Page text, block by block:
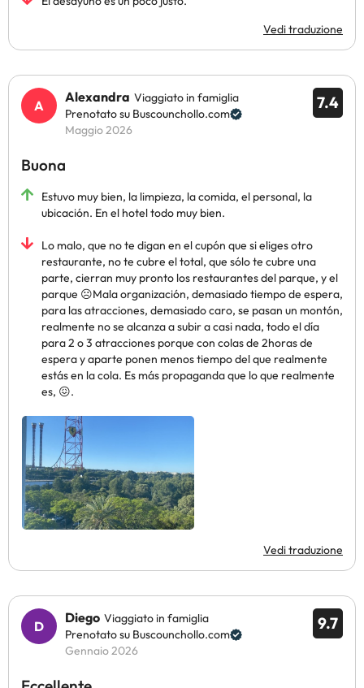
Vedi traduzione
7.4
Alexandra Viaggiato in famiglia
Prenotato su Buscounchollo.com
Maggio 2026
Buona
Estuvo muy bien, la limpieza, la comida, el personal, la
ubicación. En el hotel todo muy bien.
Lo malo, que no te digan en el cupón que si eliges otro
restaurante, no te cubre el total, que sólo te cubre una
parte, cierran muy pronto los restaurantes del parque, y el
parque ☹️Mala organización, demasiado tiempo de espera,
para las atracciones, demasiado caro, se pasan un montón,
realmente no se alcanza a subir a casi nada, todo el día
para 2 o 3 atracciones porque con colas de 2horas de
espera y aparte ponen menos tiempo del que realmente
estás en la cola. Es más propaganda que lo que realmente
es, 😖.
Vedi traduzione
9.7
Diego Viaggiato in famiglia
Prenotato su Buscounchollo.com
Gennaio 2026